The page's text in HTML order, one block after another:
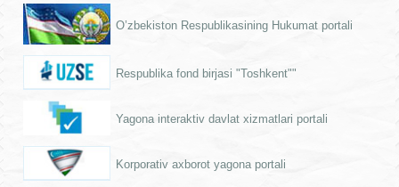
O’zbekiston Respublikasining Hukumat portali
Respublika fond birjasi "Toshkent""
Yagona interaktiv davlat xizmatlari portali
Korporativ axborot yagona portali